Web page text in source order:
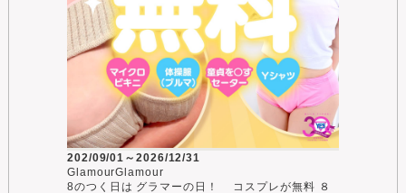
202/09/01～2026/12/31
GlamourGlamour
8のつく日は グラマーの日！ コスプレが無料 ８